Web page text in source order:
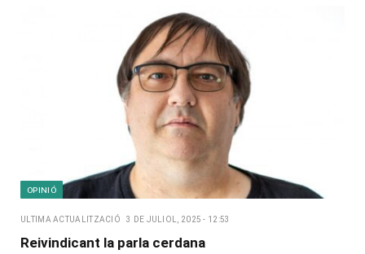
OPINIÓ
ULTIMA ACTUALITZACIÓ 3 DE JULIOL, 2025 - 12:53
Reivindicant la parla cerdana